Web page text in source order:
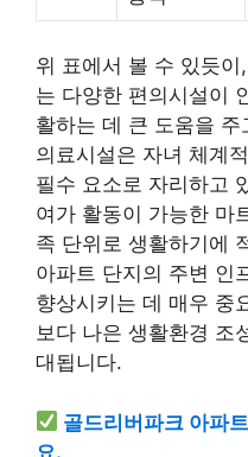
위 표에서 볼 수 있듯
는 다양한 편의시설이
활하는 데 큰 도움을
의료시설은 자녀 체계
필수 요소로 자리하고
여가 활동이 가능한 마
족 단위로 생활하기에
아파트 단지의 주변 인
향상시키는 데 매우 중
보다 나은 생활환경 조
대됩니다.
골드리버파크 아파
요.